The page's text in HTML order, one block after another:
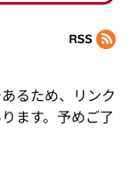
るため、リンク
ます。予めご了